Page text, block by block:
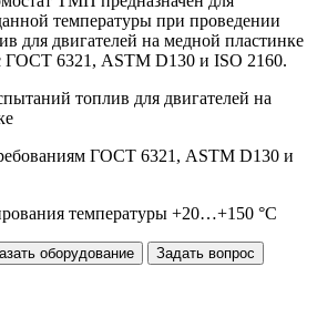
температуры при проведении
для двигателей на медной пластинке
ГОСТ 6321, ASTM D130 и ISO 2160.
топлив для двигателей на
ГОСТ 6321, ASTM D130 и
температуры +20…+150 °С
оборудование Задать вопрос